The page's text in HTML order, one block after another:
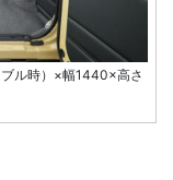
ル時）×幅1440×高さ